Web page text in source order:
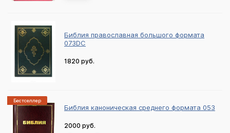
Библия православная большого формата
073DC
1820 руб.
Бестселлер
Библия каноническая среднего формата 053
2000 руб.